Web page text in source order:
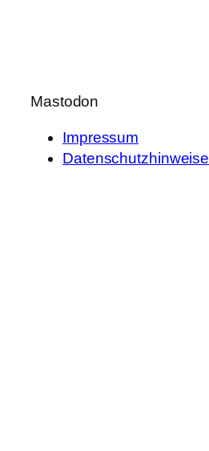
Mastodon
Impressum
Datenschutzhinweise